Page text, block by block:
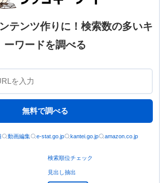
テンツ作りに！検索数の多いキ
ーワードを調べる
無料で調べる
動画編集 e-stat.go.jp kantei.go.jp amazon.co.jp
検索順位チェック
見出し抽出